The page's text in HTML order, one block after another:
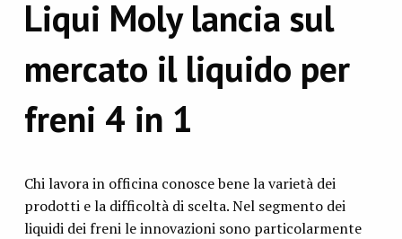
Liqui Moly lancia sul
mercato il liquido per
freni 4 in 1
Chi lavora in officina conosce bene la varietà dei
prodotti e la difficoltà di scelta. Nel segmento dei
liquidi dei freni le innovazioni sono particolarmente